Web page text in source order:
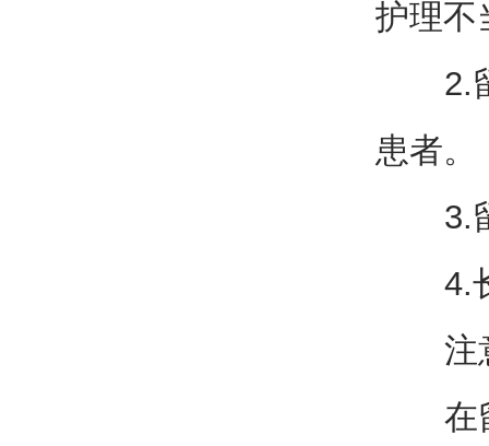
护理不
2.留
患者。
3.留
4.长
注
在留